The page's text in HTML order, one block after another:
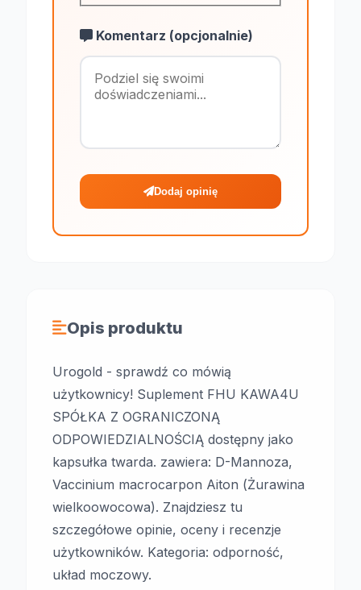
Komentarz (opcjonalnie)
Maksymalnie
Dodaj opinię
Opis produktu
Urogold - sprawdź co mówią
użytkownicy! Suplement FHU KAWA4U
SPÓŁKA Z OGRANICZONĄ
ODPOWIEDZIALNOŚCIĄ dostępny jako
kapsułka twarda. zawiera: D-Mannoza,
Vaccinium macrocarpon Aiton (Żurawina
wielkoowocowa). Znajdziesz tu
szczegółowe opinie, oceny i recenzje
użytkowników. Kategoria: odporność,
układ moczowy.